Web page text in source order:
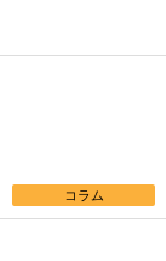
コラム